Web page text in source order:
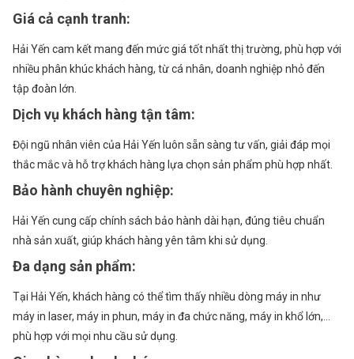
Giá cả cạnh tranh:
Hải Yến cam kết mang đến mức giá tốt nhất thị trường, phù hợp với
nhiều phân khúc khách hàng, từ cá nhân, doanh nghiệp nhỏ đến
tập đoàn lớn.
Dịch vụ khách hàng tận tâm:
Đội ngũ nhân viên của Hải Yến luôn sẵn sàng tư vấn, giải đáp mọi
thắc mắc và hỗ trợ khách hàng lựa chọn sản phẩm phù hợp nhất.
Bảo hành chuyên nghiệp:
Hải Yến cung cấp chính sách bảo hành dài hạn, đúng tiêu chuẩn
nhà sản xuất, giúp khách hàng yên tâm khi sử dụng.
Đa dạng sản phẩm:
Tại Hải Yến, khách hàng có thể tìm thấy nhiều dòng máy in như
máy in laser, máy in phun, máy in đa chức năng, máy in khổ lớn,…
phù hợp với mọi nhu cầu sử dụng.